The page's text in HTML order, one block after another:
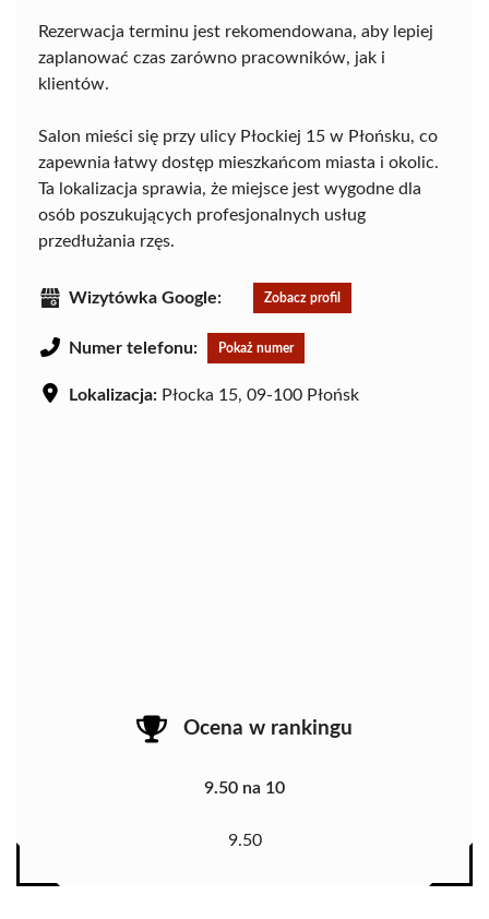
Rezerwacja terminu jest rekomendowana, aby lepiej
zaplanować czas zarówno pracowników, jak i
klientów.
Salon mieści się przy ulicy Płockiej 15 w Płońsku, co
zapewnia łatwy dostęp mieszkańcom miasta i okolic.
Ta lokalizacja sprawia, że miejsce jest wygodne dla
osób poszukujących profesjonalnych usług
przedłużania rzęs.
Wizytówka Google: Zobacz profil
Numer telefonu: Pokaż numer
Lokalizacja: Płocka 15, 09-100 Płońsk
Ocena w rankingu
9.50 na 10
9.50